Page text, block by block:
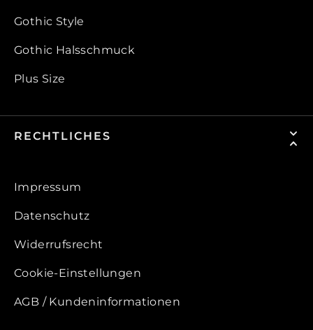
Gothic Style
Gothic Halsschmuck
Plus Size
RECHTLICHES
Impressum
Datenschutz
Widerrufsrecht
Cookie-Einstellungen
AGB / Kundeninformationen